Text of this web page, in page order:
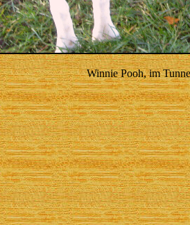
Winnie Pooh, im